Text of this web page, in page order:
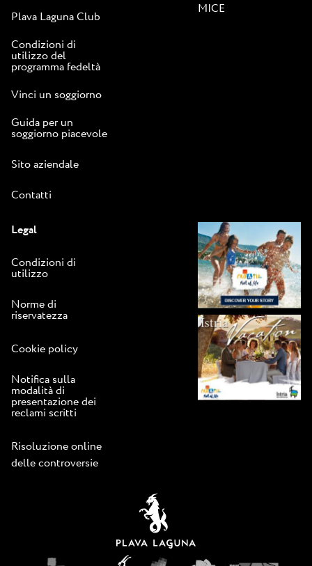
Plava Laguna Club
Condizioni di
utilizzo del
programma fedeltà
Vinci un soggiorno
Guida per un
soggiorno piacevole
Sito aziendale
Contatti
MICE
Legal
Condizioni di
utilizzo
Norme di
riservatezza
Cookie policy
Notifica sulla
modalità di
presentazione dei
reclami scritti
Risoluzione online
delle controversie